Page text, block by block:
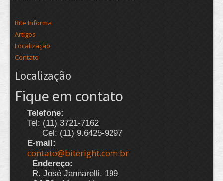
Bite Informa
Artigos
Localização
Contato
Localização
Fique em contato
Telefone:
Tel: (11) 3721-7162
Cel: (11) 9.6425-9297
E-mail:
contato@biteright.com.br
Endereço:
R. José Jannarelli, 199